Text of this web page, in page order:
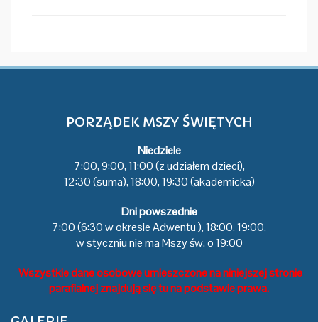
PORZĄDEK MSZY ŚWIĘTYCH
Niedziele
7:00, 9:00, 11:00 (z udziałem dzieci),
12:30 (suma), 18:00, 19:30 (akademicka)
Dni powszednie
7:00 (6:30 w okresie Adwentu ), 18:00, 19:00,
w styczniu nie ma Mszy św. o 19:00
Wszystkie dane osobowe umieszczone na niniejszej stronie
parafialnej znajdują się tu na podstawie prawa.